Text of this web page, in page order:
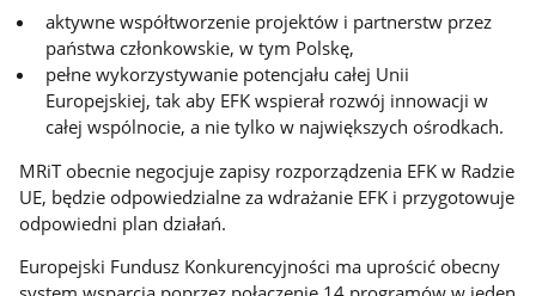
aktywne współtworzenie projektów i partnerstw przez
państwa członkowskie, w tym Polskę,
pełne wykorzystywanie potencjału całej Unii
Europejskiej, tak aby EFK wspierał rozwój innowacji w
całej wspólnocie, a nie tylko w największych ośrodkach.
MRiT obecnie negocjuje zapisy rozporządzenia EFK w Radzie
UE, będzie odpowiedzialne za wdrażanie EFK i przygotowuje
odpowiedni plan działań.
Europejski Fundusz Konkurencyjności ma uprościć obecny